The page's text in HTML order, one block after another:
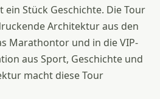
Stück Geschichte. Die Tour
Architektur aus den
Marathontor und in die VIP-
aus Sport, Geschichte und
macht diese Tour